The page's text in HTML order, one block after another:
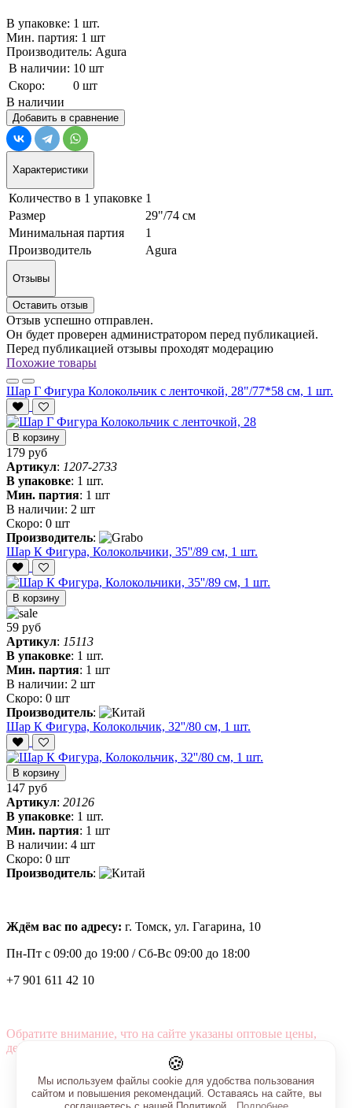
В упаковке: 1 шт.
Мин. партия: 1 шт
Производитель: Agura
В наличии: 10 шт
Скоро:
0 шт
В наличии
Добавить в сравнение
Характеристики
Количество в 1 упаковке 1
Размер
29"/74 см
Минимальная партия
1
Производитель
Agura
Отзывы
Оставить отзыв
Отзыв успешно отправлен.
Он будет проверен администратором перед публикацией.
Перед публикацией отзывы проходят модерацию
Похожие товары
Шар Г Фигура Колокольчик с ленточкой, 28"/77*58 см, 1 шт.
В корзину
179 руб
Артикул: 1207-2733
В упаковке: 1 шт.
Мин. партия: 1 шт
В наличии: 2 шт
Скоро: 0 шт
Производитель:
Шар К Фигура, Колокольчики, 35''/89 см, 1 шт.
В корзину
59 руб
Артикул: 15113
В упаковке: 1 шт.
Мин. партия: 1 шт
В наличии: 2 шт
Скоро: 0 шт
Производитель:
Шар К Фигура, Колокольчик, 32''/80 см, 1 шт.
В корзину
147 руб
Артикул: 20126
В упаковке: 1 шт.
Мин. партия: 1 шт
В наличии: 4 шт
Скоро: 0 шт
Производитель:
Ждём вас по адресу: г. Томск, ул. Гагарина, 10
Пн-Пт с 09:00 до 19:00 /Сб-Вс 09:00 до 18:00
+7 901 611 42 10
Обратите внимание, что на сайте указаны оптовые цены,
действующие при первом заказе от 3000 рублей.
🍪
Мы используем файлы cookie для удобства пользования
сайтом и повышения рекомендаций. Оставаясь на сайте, вы